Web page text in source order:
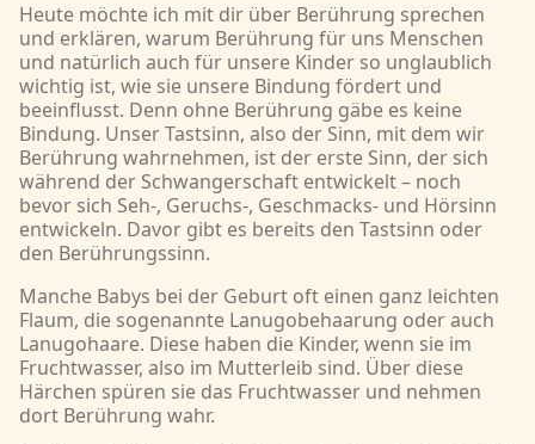
Heute möchte ich mit dir über Berührung sprechen
und erklären, warum Berührung für uns Menschen
und natürlich auch für unsere Kinder so unglaublich
wichtig ist, wie sie unsere Bindung fördert und
beeinflusst. Denn ohne Berührung gäbe es keine
Bindung. Unser Tastsinn, also der Sinn, mit dem wir
Berührung wahrnehmen, ist der erste Sinn, der sich
während der Schwangerschaft entwickelt – noch
bevor sich Seh-, Geruchs-, Geschmacks- und Hörsinn
entwickeln. Davor gibt es bereits den Tastsinn oder
den Berührungssinn.
Manche Babys bei der Geburt oft einen ganz leichten
Flaum, die sogenannte Lanugobehaarung oder auch
Lanugohaare. Diese haben die Kinder, wenn sie im
Fruchtwasser, also im Mutterleib sind. Über diese
Härchen spüren sie das Fruchtwasser und nehmen
dort Berührung wahr.